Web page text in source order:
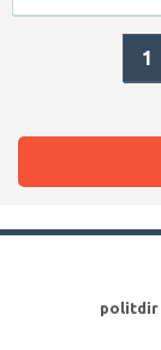
1
politdir